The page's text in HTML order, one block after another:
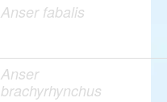
Anser fabalis
Anser
brachyrhynchus